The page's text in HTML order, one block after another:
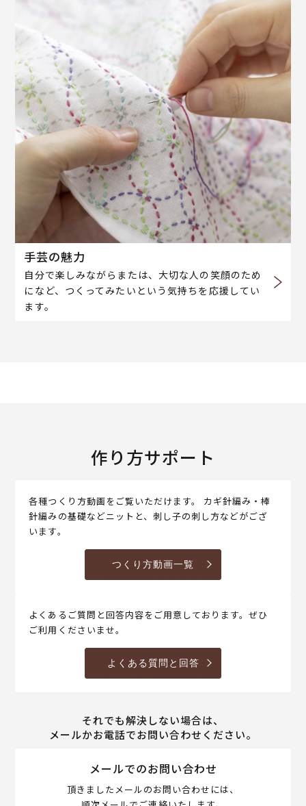
手芸の魅力
自分で楽しみながらまたは、大切な人の笑顔のため
になど、つくってみたいという気持ちを応援してい
ます。
作り方サポート
各種つくり方動画をご覧いただけます。 カギ針編み・棒
針編みの基礎などニットと、刺し子の刺し方などがござ
います。
つくり方動画一覧
よくあるご質問と回答内容をご用意しております。ぜひ
ご利用くださいませ。
よくある質問と回答
それでも解決しない場合は、
メールかお電話でお問い合わせください。
メールでのお問い合わせ
頂きましたメールのお問い合わせには、